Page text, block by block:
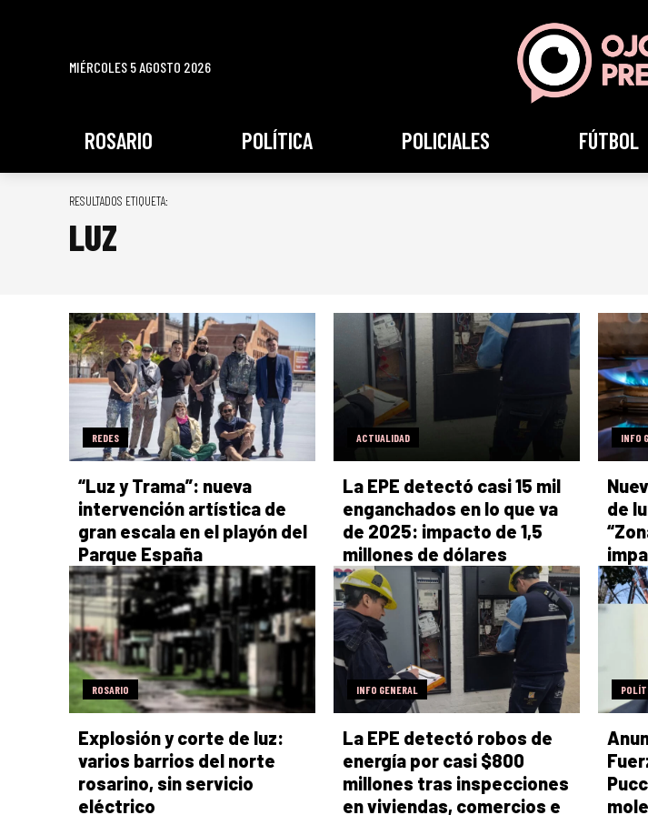
MIÉRCOLES 5 AGOSTO 2026
ROSARIO POLÍTICA POLICIALES FÚTBOL
RESULTADOS ETIQUETA:
LUZ
REDES
“Luz y Trama”: nueva
intervención artística de
gran escala en el playón del
Parque España
ACTUALIDAD
La EPE detectó casi 15 mil
enganchados en lo que va
de 2025: impacto de 1,5
millones de dólares
INFO
de
ROSARIO
Explosión y corte de luz:
varios barrios del norte
rosarino, sin servicio
eléctrico
INFO GENERAL
La EPE detectó robos de
energía por casi $800
millones tras inspecciones
en viviendas, comercios e